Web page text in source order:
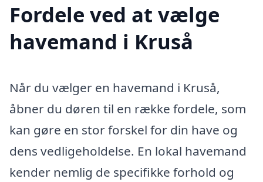
Fordele ved at vælge
havemand i Kruså
Når du vælger en havemand i Kruså,
åbner du døren til en række fordele, som
kan gøre en stor forskel for din have og
dens vedligeholdelse. En lokal havemand
kender nemlig de specifikke forhold og